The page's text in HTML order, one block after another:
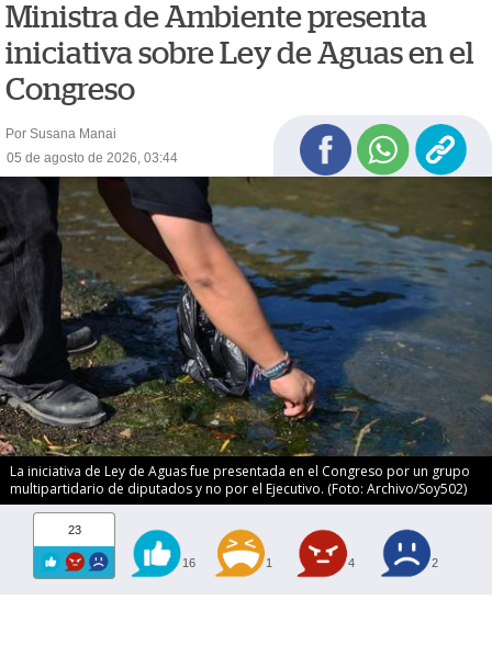
Ministra de Ambiente presenta
iniciativa sobre Ley de Aguas en el
Congreso
Por Susana Manai
05 de agosto de 2026, 03:44
La iniciativa de Ley de Aguas fue presentada en el Congreso por un grupo
multipartidario de diputados y no por el Ejecutivo. (Foto: Archivo/Soy502)
23
16 1 4 2